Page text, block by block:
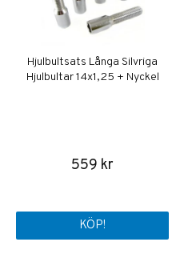
Hjulbultsats Långa Silvriga
Hjulbultar 14x1,25 + Nyckel
559 kr
KÖP!